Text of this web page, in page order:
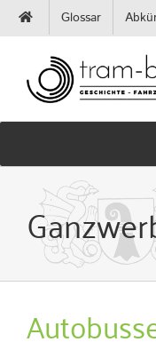
Zum
Inhalt
Glossar